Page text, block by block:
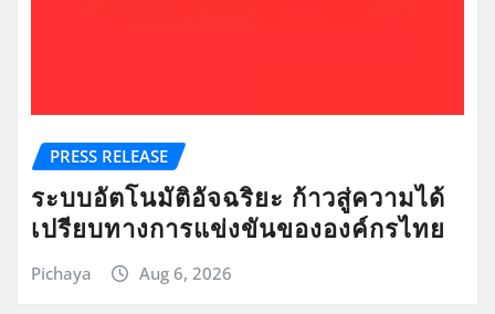
PRESS RELEASE
ระบบอัตโนมัติอัจฉริยะ ก้าวสู่ความได้
เปรียบทางการแข่งขันขององค์กรไทย
Pichaya Aug 6, 2026